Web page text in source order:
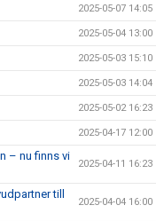
2025-05-07 14:05
2025-05-04 13:00
2025-05-03 15:10
2025-05-03 14:04
2025-05-02 16:23
2025-04-17 12:00
– nu finns vi
2025-04-11 16:23
till
2025-04-04 16:00